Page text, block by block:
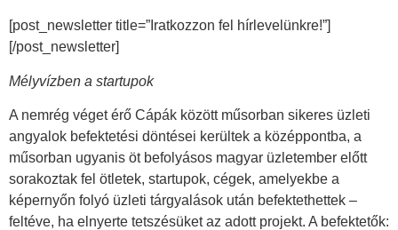
[post_newsletter title=”Iratkozzon fel hírlevelünkre!”]
[/post_newsletter]
Mélyvízben a startupok
A nemrég véget érő Cápák között műsorban sikeres üzleti
angyalok befektetési döntései kerültek a középpontba, a
műsorban ugyanis öt befolyásos magyar üzletember előtt
sorakoztak fel ötletek, startupok, cégek, amelyekbe a
képernyőn folyó üzleti tárgyalások után befektethettek –
feltéve, ha elnyerte tetszésüket az adott projekt. A befektetők: